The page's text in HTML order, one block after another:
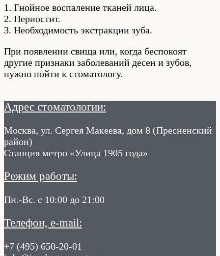
1. Гнойное воспаление тканей лица.
2. Периостит.
3. Необходимость экстракции зуба.
При появлении свища или, когда беспокоят
другие признаки заболеваний десен и зубов,
нужно пойти к стоматологу.
Адрес стоматологии:
Москва, ул. Сергея Макеева, дом 8 (Пресненский
район)
Станция метро «Улица 1905 года»
Режим работы:
Пн.-Вс. с 10:00 до 21:00
Телефон, e-mail:
+7 (495) 650-20-01